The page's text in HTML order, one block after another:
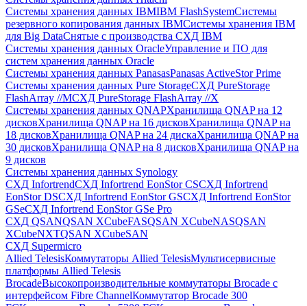
Системы хранения данных IBMIBM FlashSystemСистемы
резервного копирования данных IBMСистемы хранения IBM
для Big DataСнятые с производства СХД IBM
Системы хранения данных OracleУправление и ПО для
систем хранения данных Oracle
Системы хранения данных PanasasPanasas ActiveStor Prime
Системы хранения данных Pure StorageСХД PureStorage
FlashArray //MСХД PureStorage FlashArray //X
Системы хранения данных QNAPХранилища QNAP на 12
дисковХранилища QNAP на 16 дисковХранилища QNAP на
18 дисковХранилища QNAP на 24 дискаХранилища QNAP на
30 дисковХранилища QNAP на 8 дисковХранилища QNAP на
9 дисков
Системы хранения данных Synology
СХД InfortrendСХД Infortrend EonStor CSСХД Infortrend
EonStor DSСХД Infortrend EonStor GSСХД Infortrend EonStor
GSeСХД Infortrend EonStor GSe Pro
СХД QSANQSAN XCubeFASQSAN XCubeNASQSAN
XCubeNXTQSAN XCubeSAN
СХД Supermicro
Allied TelesisКоммутаторы Allied TelesisМультисервисные
платформы Allied Telesis
BrocadeВысокопроизводительные коммутаторы Brocade с
интерфейсом Fibre ChannelКоммутатор Brocade 300